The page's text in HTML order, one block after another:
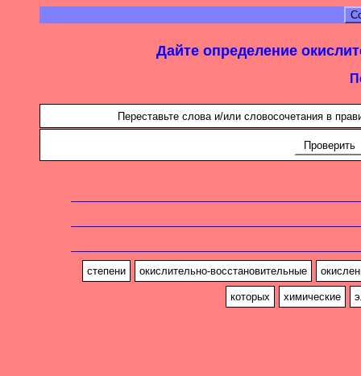
Дайте определение
Переставьте слова и/или словосочетания в
Проверить
степени окислительно-восстановительные
которых химические